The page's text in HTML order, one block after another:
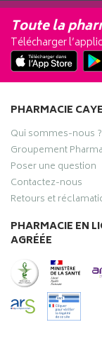
Toute la
Télécharger
PHARMACIE
Qui sommes-nous ?
Groupement
Poser une question
Contactez-nous
Retours et
PHARMACIE EN
AGRÉÉE